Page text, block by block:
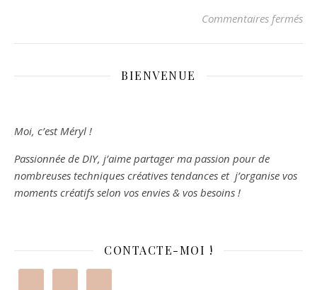
Commentaires fermés
BIENVENUE
Moi, c’est Méryl !
Passionnée de DIY, j’aime partager ma passion pour de
nombreuses techniques créatives tendances et j’organise vos
moments créatifs selon vos envies & vos besoins !
CONTACTE-MOI !